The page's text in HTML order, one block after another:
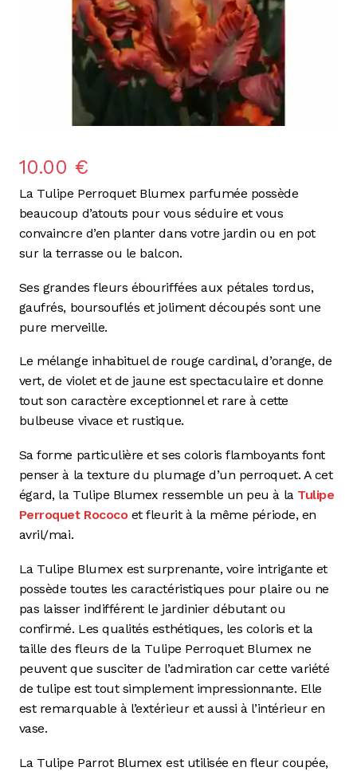
10.00 €
La Tulipe Perroquet Blumex parfumée possède
beaucoup d’atouts pour vous séduire et vous
convaincre d’en planter dans votre jardin ou en pot
sur la terrasse ou le balcon.
Ses grandes fleurs ébouriffées aux pétales tordus,
gaufrés, boursouflés et joliment découpés sont une
pure merveille.
Le mélange inhabituel de rouge cardinal, d’orange, de
vert, de violet et de jaune est spectaculaire et donne
tout son caractère exceptionnel et rare à cette
bulbeuse vivace et rustique.
Sa forme particulière et ses coloris flamboyants font
penser à la texture du plumage d’un perroquet. A cet
égard, la Tulipe Blumex ressemble un peu à la Tulipe
Perroquet Rococoet fleurit à la même période, en
avril/mai.
La Tulipe Blumex est surprenante, voire intrigante et
possède toutes les caractéristiques pour plaire ou ne
pas laisser indifférent le jardinier débutant ou
confirmé. Les qualités esthétiques, les coloris et la
taille des fleurs de la Tulipe Perroquet Blumex ne
peuvent que susciter de l’admiration car cette variété
de tulipe est tout simplement impressionnante. Elle
est remarquable à l’extérieur et aussi à l’intérieur en
vase.
La Tulipe Parrot Blumex est utilisée en fleur coupée,